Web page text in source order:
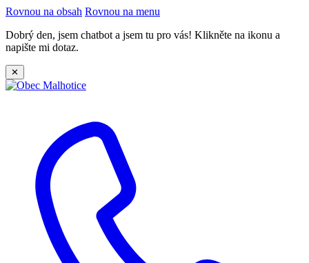
Rovnou na obsah Rovnou na menu
Dobrý den, jsem chatbot a jsem tu pro vás! Klikněte na ikonu a
napište mi dotaz.
✕